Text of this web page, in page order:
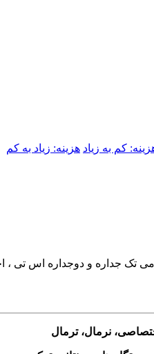
کم به زیاد هزینه: زیاد به کم
تک جداره و دوجداره اس تی ،
نرمال، ترمال